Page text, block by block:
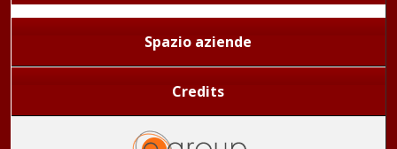
Spazio aziende
Credits